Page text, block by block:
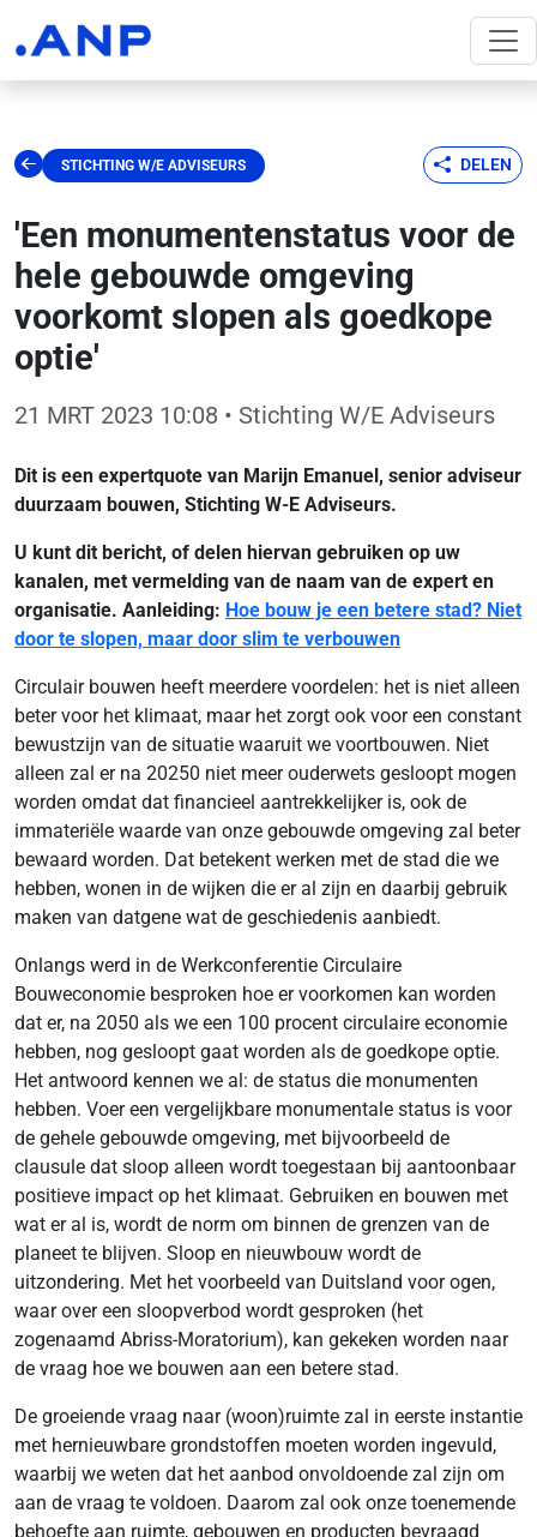
STICHTING W/E ADVISEURS DELEN
'Een monumentenstatus voor de
hele gebouwde omgeving
voorkomt slopen als goedkope
optie'
21 MRT 2023 10:08 • Stichting W/E Adviseurs
Dit is een expertquote van Marijn Emanuel, senior adviseur
duurzaam bouwen, Stichting W-E Adviseurs.
U kunt dit bericht, of delen hiervan gebruiken op uw
kanalen, met vermelding van de naam van de expert en
organisatie. Aanleiding: Hoe bouw je een betere stad? Niet
door te slopen, maar door slim te verbouwen
Circulair bouwen heeft meerdere voordelen: het is niet alleen
beter voor het klimaat, maar het zorgt ook voor een constant
bewustzijn van de situatie waaruit we voortbouwen. Niet
alleen zal er na 20250 niet meer ouderwets gesloopt mogen
worden omdat dat financieel aantrekkelijker is, ook de
immateriële waarde van onze gebouwde omgeving zal beter
bewaard worden. Dat betekent werken met de stad die we
hebben, wonen in de wijken die er al zijn en daarbij gebruik
maken van datgene wat de geschiedenis aanbiedt.
Onlangs werd in de Werkconferentie Circulaire
Bouweconomie besproken hoe er voorkomen kan worden
dat er, na 2050 als we een 100 procent circulaire economie
hebben, nog gesloopt gaat worden als de goedkope optie.
Het antwoord kennen we al: de status die monumenten
hebben. Voer een vergelijkbare monumentale status is voor
de gehele gebouwde omgeving, met bijvoorbeeld de
clausule dat sloop alleen wordt toegestaan bij aantoonbaar
positieve impact op het klimaat. Gebruiken en bouwen met
wat er al is, wordt de norm om binnen de grenzen van de
planeet te blijven. Sloop en nieuwbouw wordt de
uitzondering. Met het voorbeeld van Duitsland voor ogen,
waar over een sloopverbod wordt gesproken (het
zogenaamd Abriss-Moratorium), kan gekeken worden naar
de vraag hoe we bouwen aan een betere stad.
De groeiende vraag naar (woon)ruimte zal in eerste instantie
met hernieuwbare grondstoffen moeten worden ingevuld,
waarbij we weten dat het aanbod onvoldoende zal zijn om
aan de vraag te voldoen. Daarom zal ook onze toenemende
behoefte aan ruimte, gebouwen en producten bevraagd